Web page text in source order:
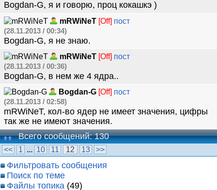
Bogdan-G, я и говорю, проц кокашкэ
mRWiNeT [Off] пост
(28.11.2013 / 00:34)
Bogdan-G, я не знаю.
mRWiNeT [Off] пост
(28.11.2013 / 00:36)
Bogdan-G, в нем же 4 ядра..
Bogdan-G [Off] пост
(28.11.2013 / 02:58)
mRWiNeT, кол-во ядер не имеет значения, цифры
так же не имеют значения.
Всего сообщений: 130
<< 1 ... 10 11 12 13 >>
Фильтровать сообщения
Поиск по теме
Файлы топика (49)